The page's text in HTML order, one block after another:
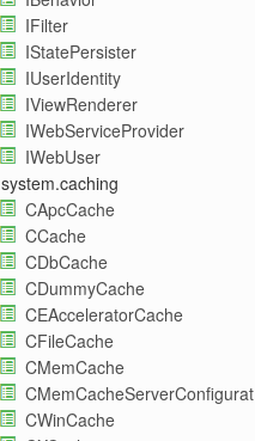
IFilter
IStatePersister
IUserIdentity
IViewRenderer
IWebServiceProvider
IWebUser
system.caching
CApcCache
CCache
CDbCache
CDummyCache
CEAcceleratorCache
CFileCache
CMemCache
CMemCacheServerConfiguration
CWinCache